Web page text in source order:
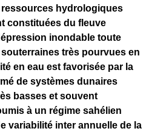
hydrologiques
constituées du fleuve
inondable toute
très pourvues en
en eau est favorisée par la
de systèmes dunaires
basses et souvent
à un régime sahélien
variabilité inter annuelle de la